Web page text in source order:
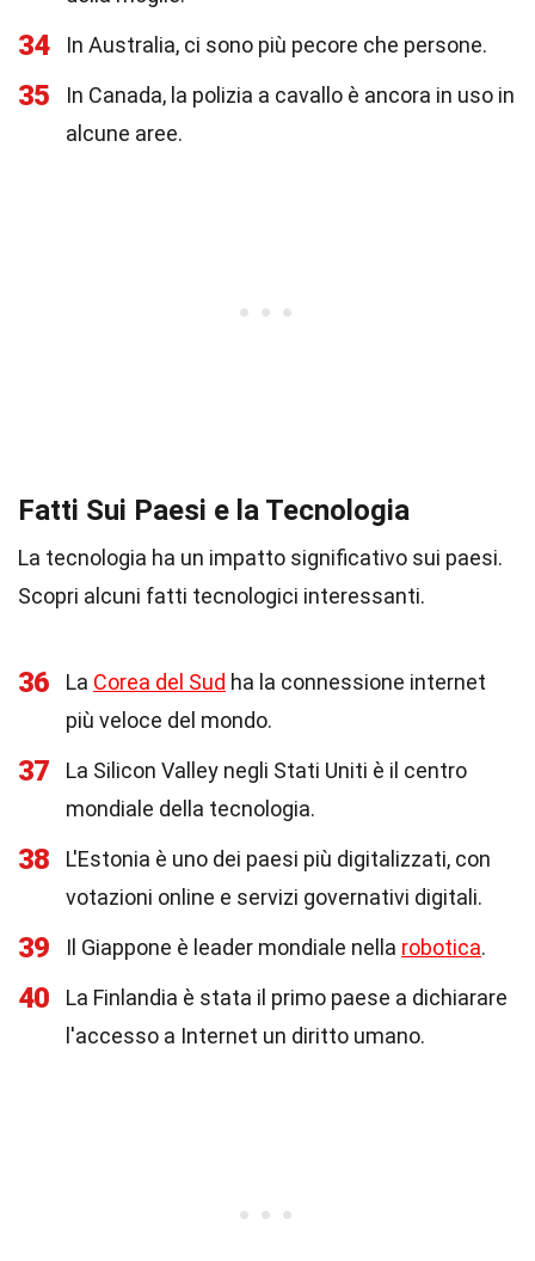
34 In Australia, ci sono più pecore che persone.
35
In Canada, la polizia a cavallo è ancora in uso in
alcune aree.
Fatti Sui Paesi e la Tecnologia
La tecnologia ha un impatto significativo sui paesi.
Scopri alcuni fatti tecnologici interessanti.
36 La Corea del Sud ha la connessione internet
più veloce del mondo.
37
La Silicon Valley negli Stati Uniti è il centro
mondiale della tecnologia.
38
L'Estonia è uno dei paesi più digitalizzati, con
votazioni online e servizi governativi digitali.
39 Il Giappone è leader mondiale nella robotica.
40
La Finlandia è stata il primo paese a dichiarare
l'accesso a Internet un diritto umano.